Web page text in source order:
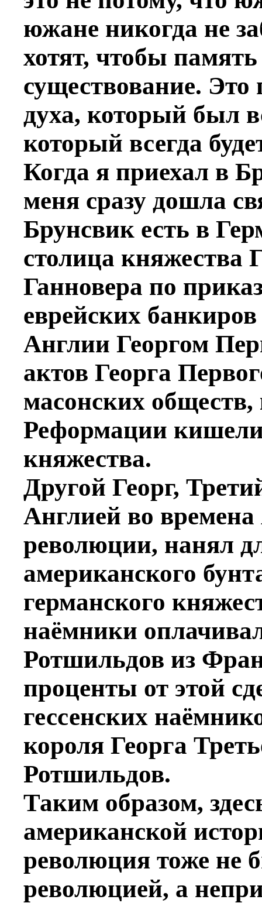
южане никогда не
хотят, чтобы
существование. Это
духа, который был
который всегда
Когда я приехал в
меня сразу дошла
Брунсвик есть в
столица княжества
Ганновера по
еврейских
Англии Георгом
актов Георга
масонских
Реформации кишели
княжества.
Другой Георг,
Англией во
революции, нанял
американского
германского
наёмники
Ротшильдов из
проценты от этой
гессенских
короля Георга
Ротшильдов.
Таким образом,
американской
революция тоже не
революцией, а